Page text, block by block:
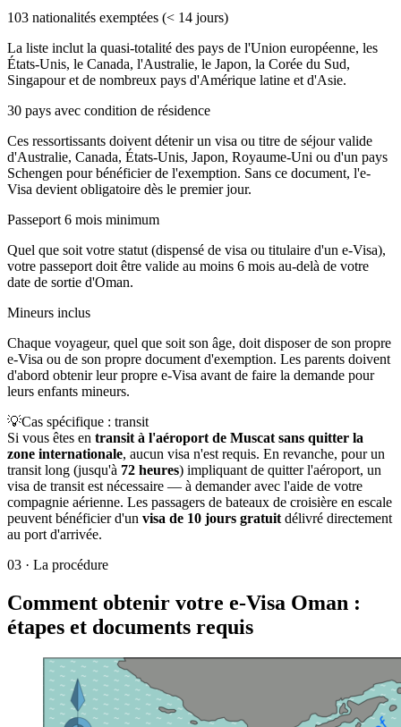
103 nationalités exemptées (< 14 jours)
La liste inclut la quasi-totalité des pays de l'Union européenne, les
États-Unis, le Canada, l'Australie, le Japon, la Corée du Sud,
Singapour et de nombreux pays d'Amérique latine et d'Asie.
30 pays avec condition de résidence
Ces ressortissants doivent détenir un visa ou titre de séjour valide
d'Australie, Canada, États-Unis, Japon, Royaume-Uni ou d'un pays
Schengen pour bénéficier de l'exemption. Sans ce document, l'e-
Visa devient obligatoire dès le premier jour.
Passeport 6 mois minimum
Quel que soit votre statut (dispensé de visa ou titulaire d'un e-Visa),
votre passeport doit être valide au moins 6 mois au-delà de votre
date de sortie d'Oman.
Mineurs inclus
Chaque voyageur, quel que soit son âge, doit disposer de son propre
e-Visa ou de son propre document d'exemption. Les parents doivent
d'abord obtenir leur propre e-Visa avant de faire la demande pour
leurs enfants mineurs.
💡Cas spécifique : transit
Si vous êtes en transit à l'aéroport de Muscat sans quitter la
zone internationale, aucun visa n'est requis. En revanche, pour un
transit long (jusqu'à 72 heures) impliquant de quitter l'aéroport, un
visa de transit est nécessaire — à demander avec l'aide de votre
compagnie aérienne. Les passagers de bateaux de croisière en escale
peuvent bénéficier d'un visa de 10 jours gratuit délivré directement
au port d'arrivée.
03 · La procédure
Comment obtenir votre e-Visa Oman :
étapes et documents requis